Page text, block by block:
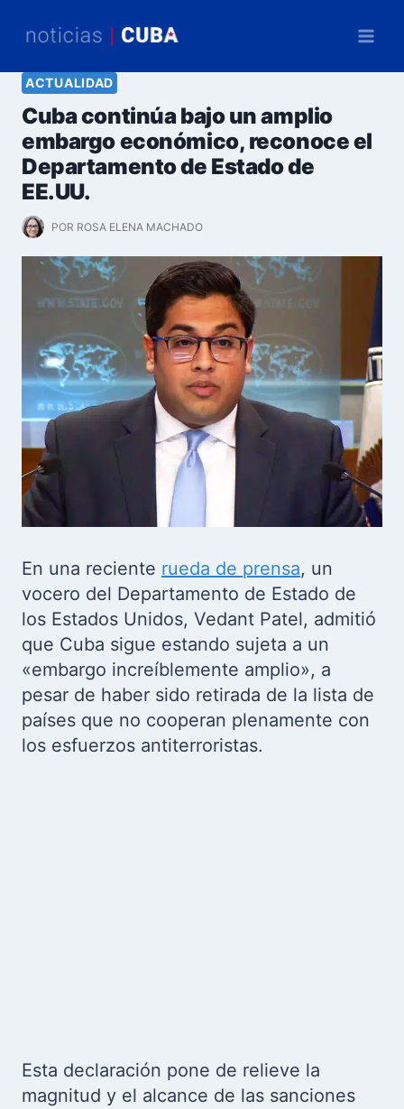
ACTUALIDAD
Cuba continúa bajo un amplio
embargo económico, reconoce el
Departamento de Estado de
EE.UU.
POR ROSA ELENA MACHADO
En una reciente rueda de prensa, un
vocero del Departamento de Estado de
los Estados Unidos, Vedant Patel, admitió
que Cuba sigue estando sujeta a un
«embargo increíblemente amplio», a
pesar de haber sido retirada de la lista de
países que no cooperan plenamente con
los esfuerzos antiterroristas.
Esta declaración pone de relieve la
magnitud y el alcance de las sanciones